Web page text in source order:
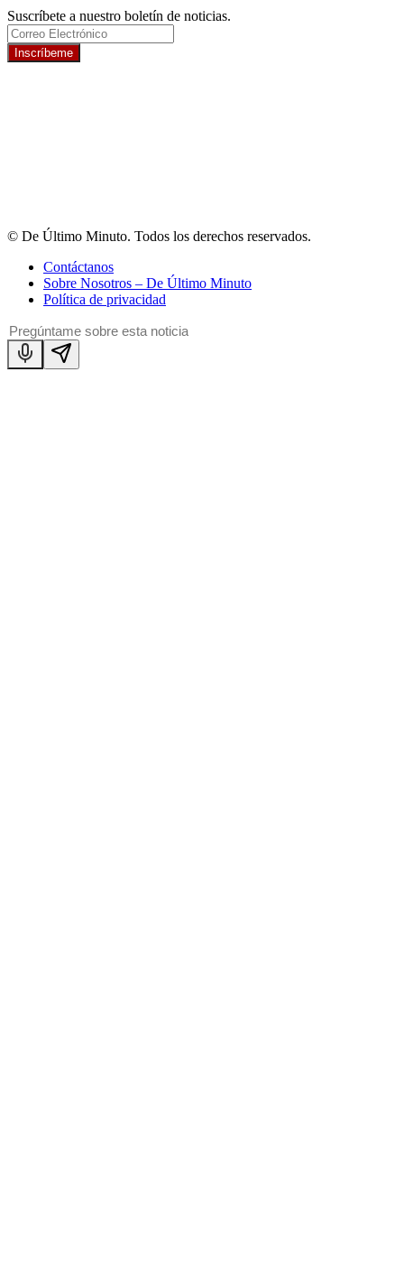
Suscríbete a nuestro boletín de noticias.
Inscríbeme
© De Último Minuto. Todos los derechos reservados.
Contáctanos
Sobre Nosotros – De Último Minuto
Política de privacidad